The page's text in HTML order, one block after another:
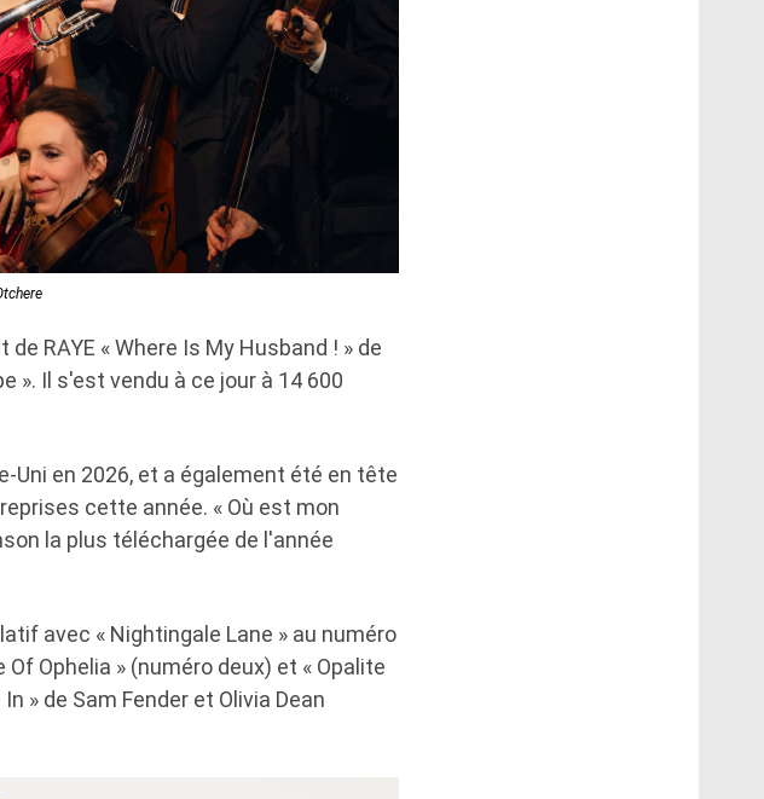
RAYE « Where Is My Husband ! » de
». Il s'est vendu à ce jour à 14 600
Uni en 2026, et a également été en tête
cette année. « Où est mon
la plus téléchargée de l'année
avec « Nightingale Lane » au numéro
Ophelia » (numéro deux) et « Opalite
» de Sam Fender et Olivia Dean